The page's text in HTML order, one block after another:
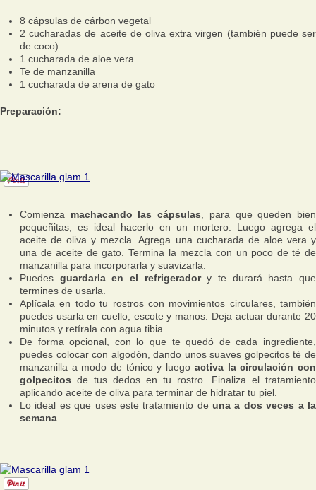
8 cápsulas de cárbon vegetal
2 cucharadas de aceite de oliva extra virgen (también puede ser
de coco)
1 cucharada de aloe vera
Te de manzanilla
1 cucharada de arena de gato
Preparación:
Comienza machacando las cápsulas , para que queden bien
pequeñitas, es ideal hacerlo en un mortero. Luego agrega el
aceite de oliva y mezcla. Agrega una cucharada de aloe vera y
una de aceite de gato. Termina la mezcla con un poco de té de
manzanilla para incorporarla y suavizarla.
Puedes guardarla en el refrigeradory te durará hasta que
termines de usarla.
Aplícala en todo tu rostros con movimientos circulares, también
puedes usarla en cuello, escote y manos. Deja actuar durante 20
minutos y retírala con agua tibia.
De forma opcional, con lo que te quedó de cada ingrediente,
puedes colocar con algodón, dando unos suaves golpecitos té de
manzanilla a modo de tónico y luego activa la circulación con
golpecitos de tus dedos en tu rostro. Finaliza el tratamiento
aplicando aceite de oliva para terminar de hidratar tu piel.
Lo ideal es que uses este tratamiento de una a dos veces a la
semana